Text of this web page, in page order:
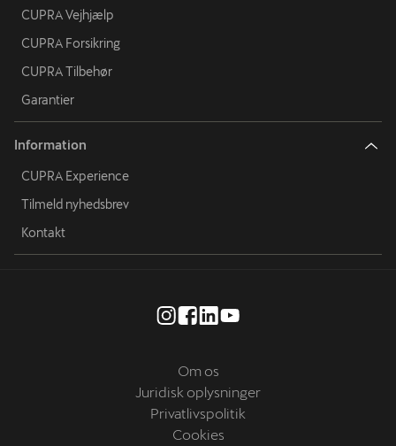
CUPRA Vejhjælp
CUPRA Forsikring
CUPRA Tilbehør
Garantier
Information
CUPRA Experience
Tilmeld nyhedsbrev
Kontakt
Om os
Juridisk oplysninger
Privatlivspolitik
Cookies